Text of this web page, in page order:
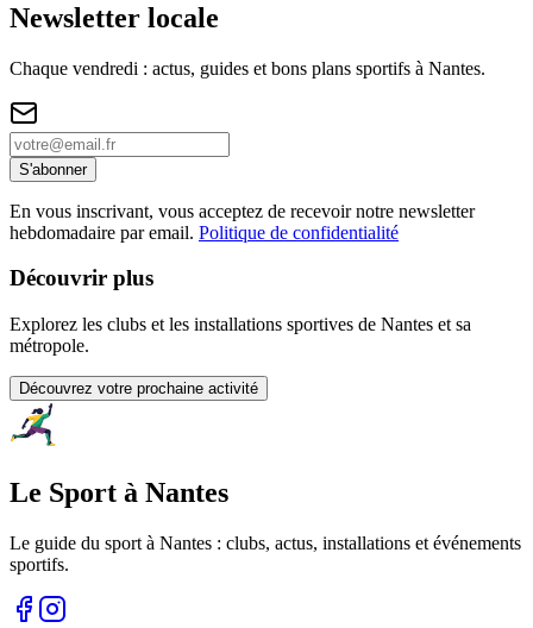
Newsletter locale
Chaque vendredi : actus, guides et bons plans sportifs à Nantes.
S'abonner
En vous inscrivant, vous acceptez de recevoir notre newsletter
hebdomadaire par email. Politique de confidentialité
Découvrir plus
Explorez les clubs et les installations sportives de Nantes et sa
métropole.
Découvrez votre prochaine activité
Le Sport à Nantes
Le guide du sport à Nantes : clubs, actus, installations et événements
sportifs.